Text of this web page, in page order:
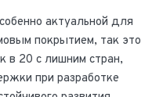
актуальной для
покрытием, так это
в 20 с лишним стран,
при разработке